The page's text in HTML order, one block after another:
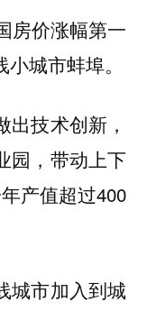
房价涨幅第一
城市蚌埠。
技术创新，
园，带动上下
产值超过400
城市加入到城